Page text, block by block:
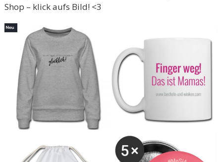
Shop – klick aufs Bild! <3